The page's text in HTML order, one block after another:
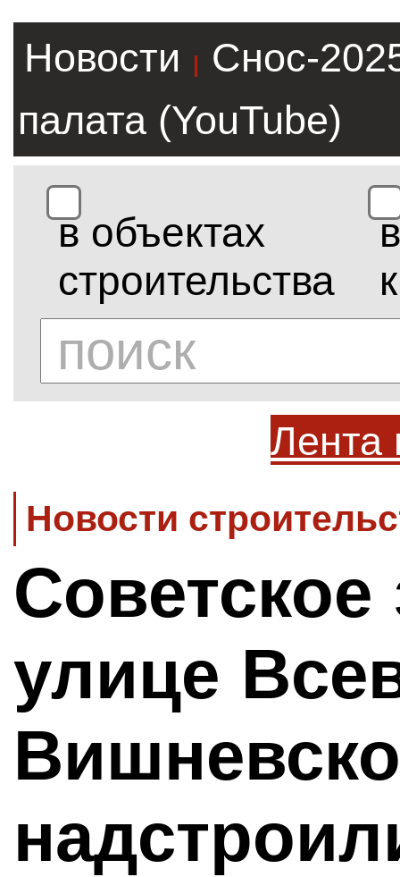
Новости |
Снос-
палата (YouTube)
в объектах
строительства
в
Лента
Новости
улице